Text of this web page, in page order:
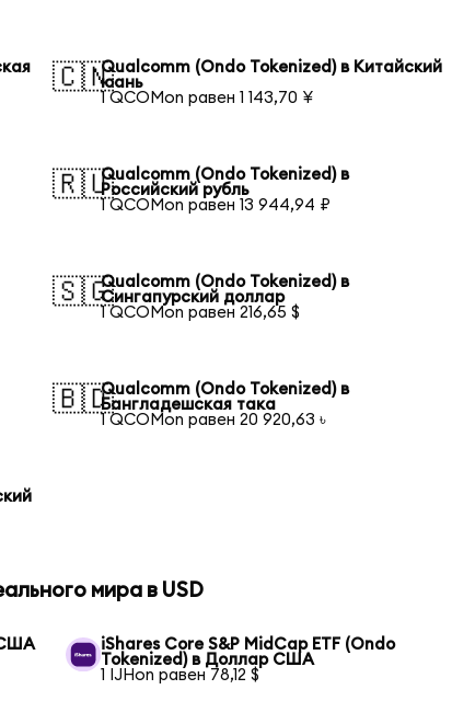
🇨🇳Qualcomm (Ondo Tokenized) в Китайский
юань
1 QCOMon равен 1 143,70 ¥
🇷🇺Qualcomm (Ondo Tokenized) в
Российский рубль
1 QCOMon равен 13 944,94 ₽
🇸🇬Qualcomm (Ondo Tokenized) в
Сингапурский доллар
1 QCOMon равен 216,65 $
🇧🇩Qualcomm (Ondo Tokenized) в
Бангладешская така
1 QCOMon равен 20 920,63 ৳
мира в USD
США
iShares Core S&P MidCap ETF (Ondo
Tokenized) в Доллар США
1 IJHon равен 78,12 $